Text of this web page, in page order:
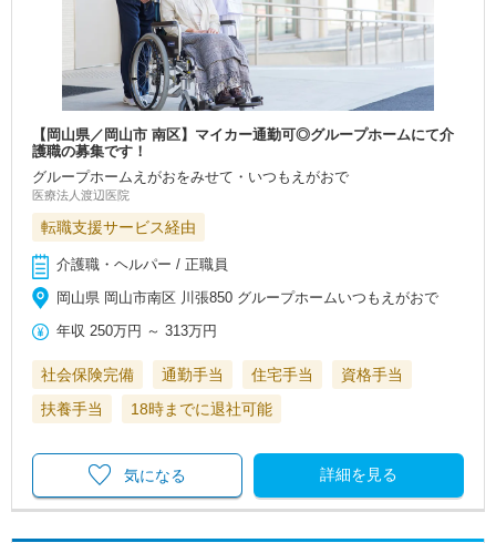
【岡山県／岡山市 南区】マイカー通勤可◎グループホームにて介
護職の募集です！
グループホームえがおをみせて・いつもえがおで
医療法人渡辺医院
転職支援サービス経由
介護職・ヘルパー / 正職員
岡山県 岡山市南区 川張850 グループホームいつもえがおで
年収 250万円 ～313万円
社会保険完備 通勤手当 住宅手当
資格手当
扶養手当
18時までに退社可能
詳細を見る
気になる